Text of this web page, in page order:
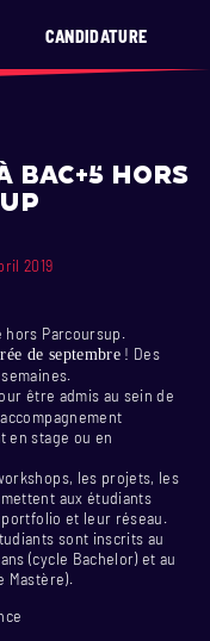
CANDIDATURE
Bac+5 hors
2019
hors Parcoursup.
de septembre ! Des
être admis au sein de
en stage ou en
les projets, les
aux étudiants
portfolio et leur réseau.
sont inscrits au
(cycle Bachelor) et au
Mastère).